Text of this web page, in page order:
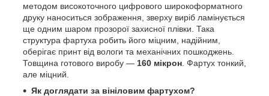
методом високоточного цифрового широкоформатного
друку наноситься зображення, зверху виріб ламінується
ще одним шаром прозорої захисної плівки. Така
структура фартуха робить його міцним, надійним,
оберігає принт від вологи та механічних пошкоджень.
Товщина готового виробу — 160 мікрон . Фартух тонкий,
але міцний.
Як доглядати за вініловим фартухом?